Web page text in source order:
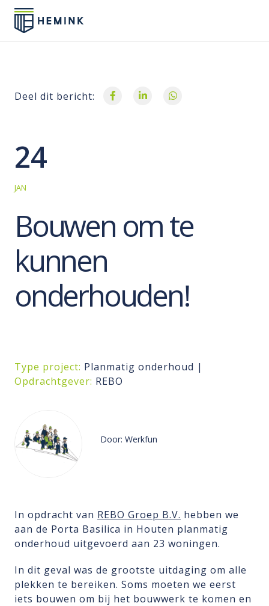
Deel dit bericht:
24
JAN
Bouwen om te
kunnen
onderhouden!
Type project: Planmatig onderhoud |
Opdrachtgever: REBO
Door: Werkfun
In opdracht van REBO Groep B.V. hebben we
aan de Porta Basilica in Houten planmatig
onderhoud uitgevoerd aan 23 woningen.
In dit geval was de grootste uitdaging om alle
plekken te bereiken. Soms moeten we eerst
iets bouwen om bij het bouwwerk te komen en